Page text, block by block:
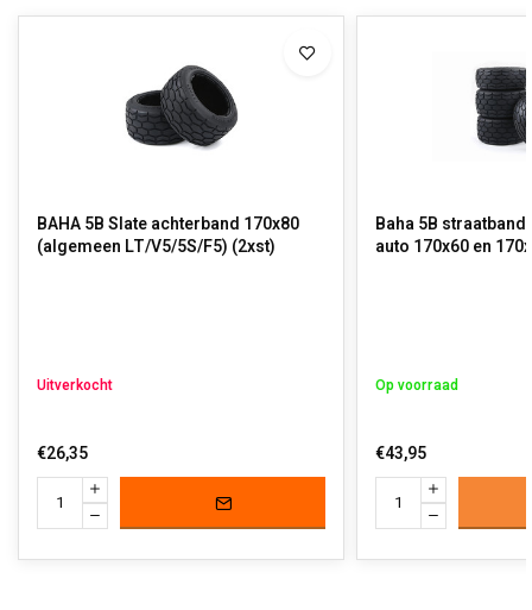
BAHA 5B Slate achterband 170x80
(algemeen LT/V5/5S/F5) (2xst)
Uitverkocht
€26,35
Baha 5B
auto 170x60 en
Op voorraad
€43,95